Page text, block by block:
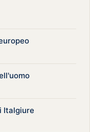
Italgiure